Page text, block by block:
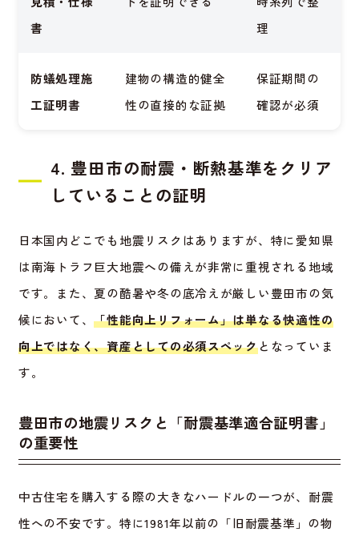
書
理
防蟻処理施
工証明書
建物の構造的健全
性の直接的な証拠
保証期間の
確認が必須
4. 豊田市の耐震・断熱基準をクリア
していることの証明
日本国内どこでも地震リスクはありますが、特に愛知県
は南海トラフ巨大地震への備えが非常に重視される地域
です。また、夏の酷暑や冬の底冷えが厳しい豊田市の気
候において、「性能向上リフォーム」は単なる快適性の
向上ではなく、資産としての必須スペックとなっていま
す。
豊田市の地震リスクと「耐震基準適合証明書」
の重要性
中古住宅を購入する際の大きなハードルの一つが、耐震
性への不安です。特に1981年以前の「旧耐震基準」の物